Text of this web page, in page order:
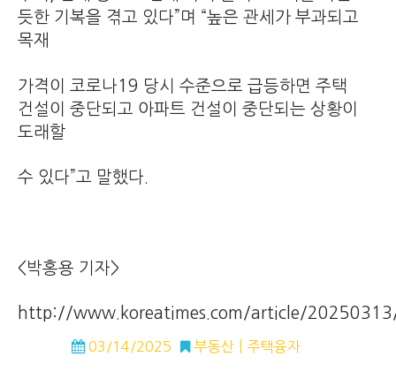
듯한 기복을 겪고 있다”며 “높은 관세가 부과되고
목재
가격이 코로나19 당시 수준으로 급등하면 주택
건설이 중단되고 아파트 건설이 중단되는 상황이
도래할
수 있다”고 말했다.
<박홍용 기자>
http://www.koreatimes.com/article/
03/14/2025 부동산 주택융자